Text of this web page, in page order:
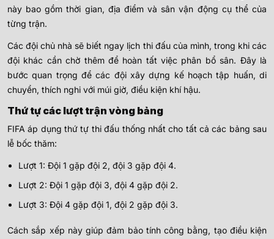
này bao gồm thời gian, địa điểm và sân vận động cụ thể của
từng trận.
Các đội chủ nhà sẽ biết ngay lịch thi đấu của mình, trong khi các
đội khác cần chờ thêm để hoàn tất việc phân bổ sân. Đây là
bước quan trọng để các đội xây dựng kế hoạch tập huấn, di
chuyển, thích nghi với múi giờ, điều kiện khí hậu.
Thứ tự các lượt trận vòng bảng
FIFA áp dụng thứ tự thi đấu thống nhất cho tất cả các bảng sau
lễ bốc thăm:
Lượt 1: Đội 1 gặp đội 2, đội 3 gặp đội 4.
Lượt 2: Đội 1 gặp đội 3, đội 4 gặp đội 2.
Lượt 3: Đội 4 gặp đội 1, đội 2 gặp đội 3.
Cách sắp xếp này giúp đảm bảo tính công bằng, tạo điều kiện